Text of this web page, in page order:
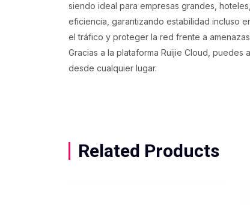
siendo ideal para empresas grandes,
eficiencia, garantizando estabilidad incluso
el tráfico y proteger la red frente a
Gracias a la plataforma Ruijie Cloud,
desde cualquier lugar.
Related Products